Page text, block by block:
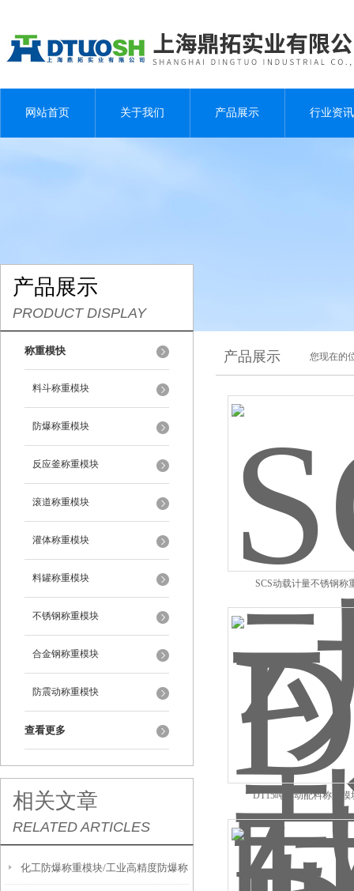
网站首页 关于我们 产品展示 行业资讯
产品展示
PRODUCT DISPLAY
称重模快
料斗称重模块
防爆称重模块
反应釜称重模块
滚道称重模块
灌体称重模块
料罐称重模块
不锈钢称重模块
合金钢称重模块
防震动称重模快
查看更多
相关文章
RELATED ARTICLES
化工防爆称重模块/工业高精度防爆称
产品展示 您现在的
SCS动载计量不锈钢称
DT15吨自动配料称重模